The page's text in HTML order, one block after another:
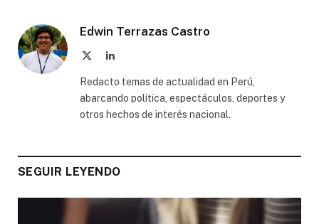
Edwin Terrazas Castro
LinkedIn
Redacto temas de actualidad en Perú,
abarcando política, espectáculos, deportes y
otros hechos de interés nacional.
SEGUIR LEYENDO